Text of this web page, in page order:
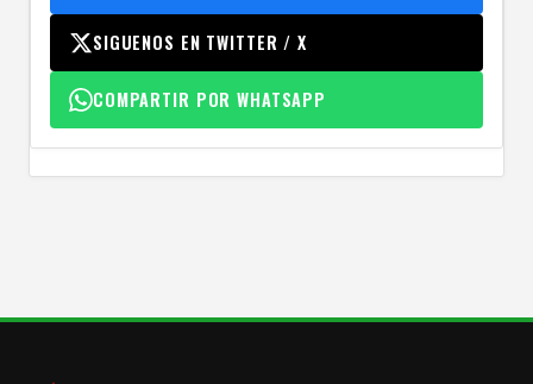
SIGUENOS EN TWITTER / X
COMPARTIR POR WHATSAPP